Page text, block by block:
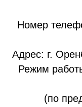
Номер
Адрес: г.
Режим
(по